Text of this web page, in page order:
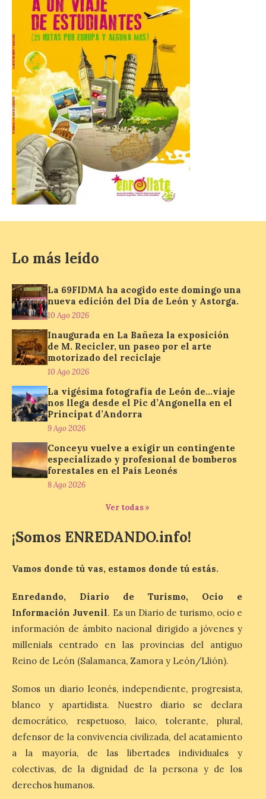
10 Ago 2026
La cita, que se celebrará el
12 de agosto en el
enlosado de la Catedral,
incluye el estreno absoluto
de una composición del
músico segoviano Geni Uñón. Turismo de
Segovia lanza el Premio Internacional de
Fotografía del Eclipse “Segovia bajo […]
València prepara un
operativo especial de
limpieza en las playas y el
punto de observación para
el eclipse solar del día 12
coordinado este refuerzo
con el dispositivo de
seguridad, movilidad,
atención sanitaria y
afluencia. . El Ayuntamiento de València ha
dispuesto un operativo extraordinario de
limpieza y recogida de residuos con
motivo […]
El Monasterio de Santa
María de Iguácel ofrece
al durante el mes de
agosto
10 Ago 2026
tendrán lugar todos los
días a las 10:30 y a las 12:30
participar. El Gobierno de Aragón, en
Inaugurada en Samos la
muestra Hospitalidad
monástica
Recupera la memoria de
los monasterios como
espacios de acogida. La
iniciativa recorrerá cinco
municipios rurales
vinculados al Camino de Santiago y
la hospitalidad monástica mediante una
Lo más leído
La 69FIDMA ha acogido este domingo una
nueva edición del Día de León y Astorga.
10 Ago 2026
Inaugurada en La Bañeza la exposición
de M. Recicler, un paseo por el arte
motorizado del reciclaje
10 Ago 2026
La vigésima fotografía de León de…viaje
nos llega desde el Pic d’Angonella en el
Principat d’Andorra
9 Ago 2026
Conceyu vuelve a exigir un contingente
especializado y profesional de bomberos
forestales en el País Leonés
8 Ago 2026
Ver todas »
¡Somos ENREDANDO.info!
Vamos donde tú vas, estamos donde tú estás.
Enredando, Diario de Turismo, Ocio e
Información Juvenil. Es un Diario de turismo, ocio e
información de ámbito nacional dirigido a jóvenes y
millenials centrado en las provincias del antiguo
Reino de León (Salamanca, Zamora y León/Llión).
Somos un diario leonés, independiente, progresista,
blanco y apartidista. Nuestro diario se declara
democrático, respetuoso, laico, tolerante, plural,
defensor de la convivencia civilizada, del acatamiento
a la mayoría, de las libertades individuales y
colectivas, de la dignidad de la persona y de los
derechos humanos.